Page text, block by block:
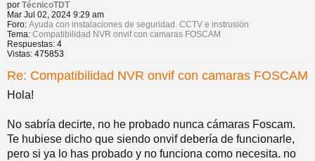
por TécnicoTDT
Mar Jul 02, 2024 9:29 am
Foro: Ayuda con instalaciones de seguridad. CCTV e instrusión
Tema: Compatibilidad NVR onvif con camaras FOSCAM
Respuestas: 4
Vistas: 475853
Re: Compatibilidad NVR onvif con camaras FOSCAM
Hola!
No sabría decirte, no he probado nunca cámaras Foscam.
Te hubiese dicho que siendo onvif debería de funcionarle,
pero si ya lo has probado y no funciona como necesita. no